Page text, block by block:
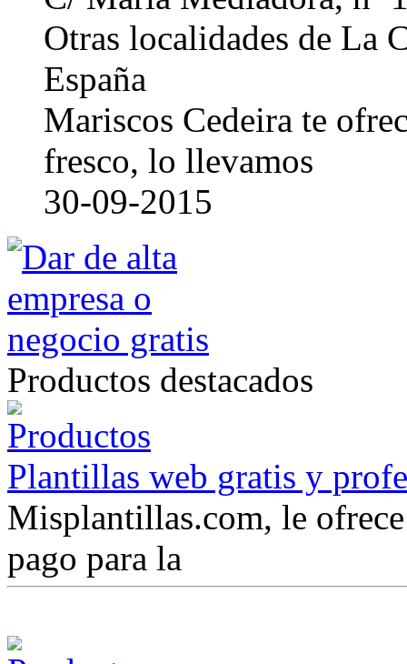
Otras localidades de La
España
Mariscos Cedeira te
fresco, lo llevamos
30-09-2015
Productos destacados
Plantillas web gratis y
Misplantillas.com, le
pago para la